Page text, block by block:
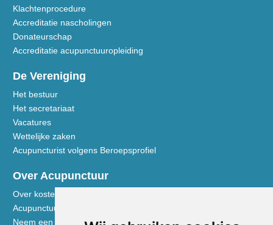
Klachtenprocedure
Accreditatie nascholingen
Donateurschap
Accreditatie acupunctuuropleiding
De Vereniging
Het bestuur
Het secretariaat
Vacatures
Wettelijke zaken
Acupuncturist volgens Beroepsprofiel
Over Acupunctuur
Over kosten en vergoedingen
Acupunctuur toegelicht
Neem een kijkje in de praktijk